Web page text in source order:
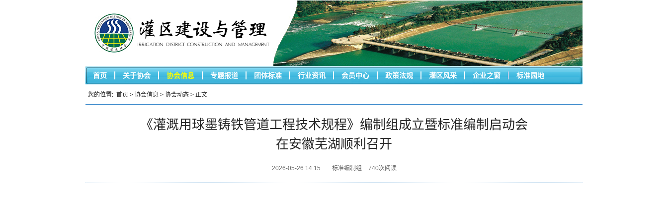
首页 关于协会 协会信息 专题报道 团体标准 行业资讯 会员中心 政策法规 灌区风采 企业之窗 标准园地
您的位置: 首页 > 协会信息 > 协会动态 > 正文
《灌溉用球墨铸铁管道工程技术规程》编制组成立暨标准编制启动会
在安徽芜湖顺利召开
2026-05-26 14:15 标准编制组 740次阅读